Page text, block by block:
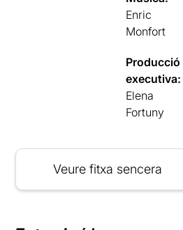
Enric
Monfort
Producció
executiva:
Elena
Fortuny
Veure fitxa sencera